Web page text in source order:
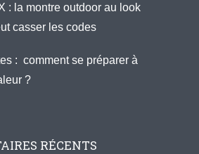
: la montre outdoor au look
casser les codes
: comment se préparer à
?
RÉCENTS